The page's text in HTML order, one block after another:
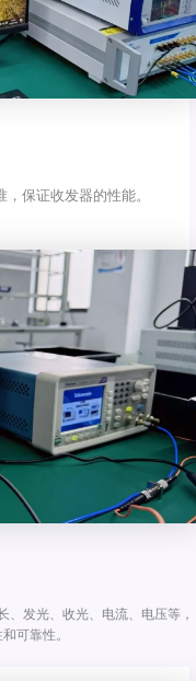
保证收发器的性能。
发光、收光、电流、电压等，
可靠性。